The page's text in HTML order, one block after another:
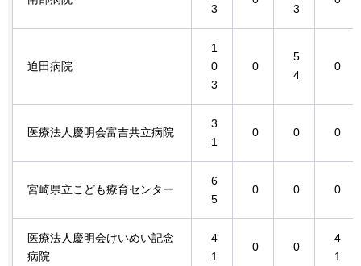
3
3
迫田病院
1
0
3
0
5
4
0
医療法人慶明会富吉共立病院
3
1
0 0 0
宮崎県立こども療育センター
6
5
0 0 0
医療法人慶明会けいめい記念
病院
4
1
0 0
4
1